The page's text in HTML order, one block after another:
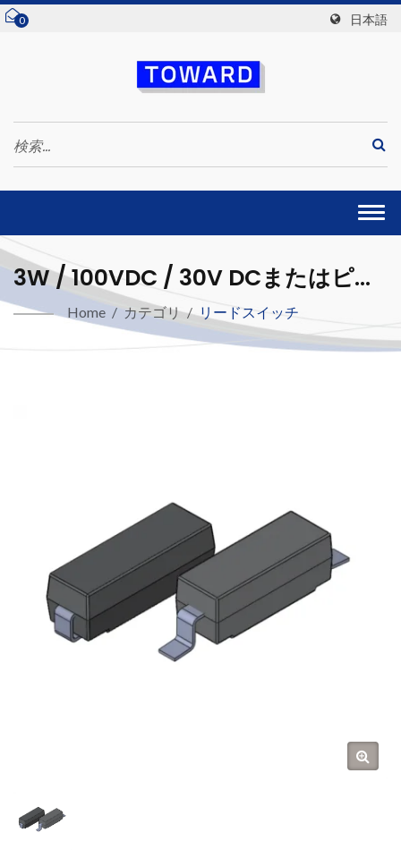
0 日本語
3W / 100VDC / 30V DCまたはピー
クAC / 0.5A DCまたはピークAC、
成形乾燥リードスイッチ
Home / カテゴリ / リードスイッチ